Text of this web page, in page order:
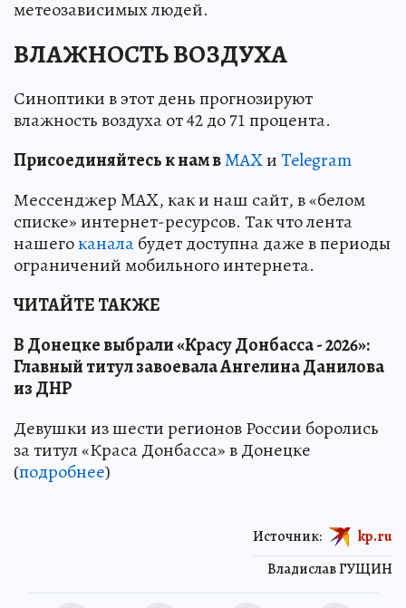
метеозависимых людей.
ВЛАЖНОСТЬ ВОЗДУХА
Синоптики в этот день прогнозируют
влажность воздуха от 42 до 71 процента.
Присоединяйтесь к нам вMAXиTelegram
Мессенджер MAX, как и наш сайт, в «белом
списке» интернет-ресурсов. Так что лента
нашегоканалабудет доступна даже в периоды
ограничений мобильного интернета.
ЧИТАЙТЕ ТАКЖЕ
В Донецке выбрали «Красу Донбасса - 2026»:
Главный титул завоевала Ангелина Данилова
из ДНР
Девушки из шести регионов России боролись
за титул «Краса Донбасса» в Донецке
(подробнее)
Владислав ГУЩИН
Источник: kp.ru